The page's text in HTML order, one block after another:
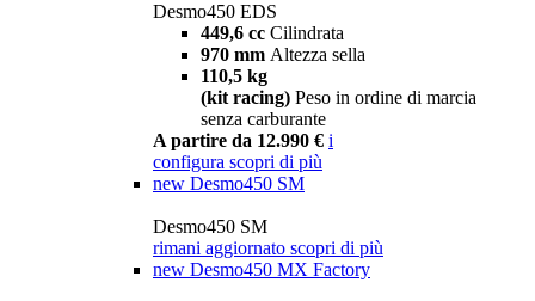
Desmo450 EDS
449,6 cc Cilindrata
970 mm Altezza sella
110,5 kg
(kit racing) Peso in ordine di marcia
senza carburante
A partire da 12.990 € i
configura scopri di più
new Desmo450 SM
Desmo450 SM
rimani aggiornato scopri di più
new Desmo450 MX Factory